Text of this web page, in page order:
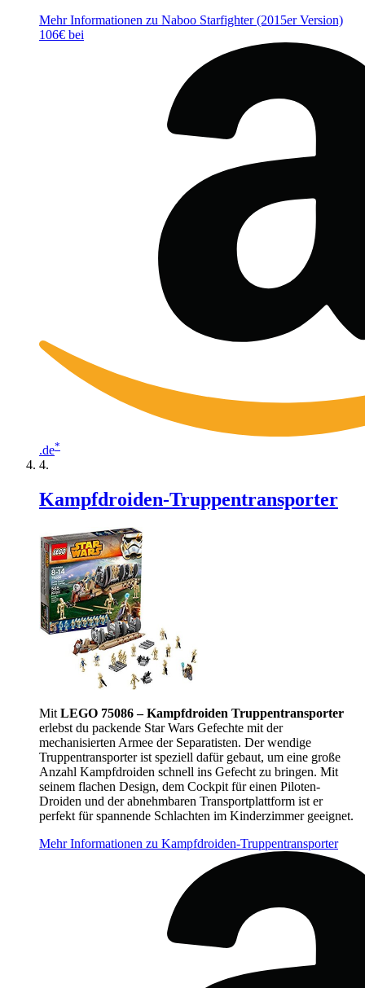
Mehr Informationen zu Naboo Starfighter (2015er Version)
106€ bei
.de*
Kampfdroiden-Truppentransporter
Mit LEGO 75086 – Kampfdroiden Truppentransporter
erlebst du packende Star Wars Gefechte mit der
mechanisierten Armee der Separatisten. Der wendige
Truppentransporter ist speziell dafür gebaut, um eine große
Anzahl Kampfdroiden schnell ins Gefecht zu bringen. Mit
seinem flachen Design, dem Cockpit für einen Piloten-
Droiden und der abnehmbaren Transportplattform ist er
perfekt für spannende Schlachten im Kinderzimmer geeignet.
Mehr Informationen zu Kampfdroiden-Truppentransporter